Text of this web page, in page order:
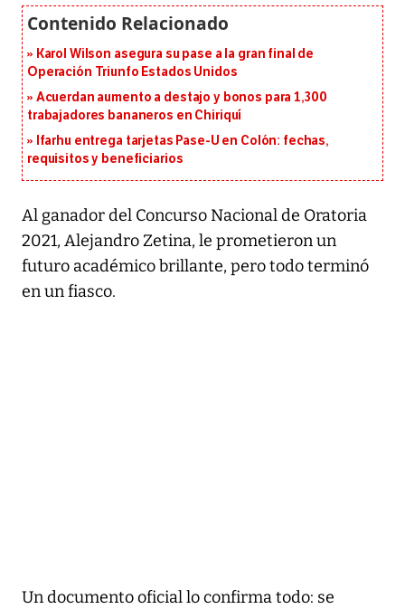
Karol Wilson asegura su pase a la gran final de
Operación Triunfo Estados Unidos
Acuerdan aumento a destajo y bonos para 1,300
trabajadores bananeros en Chiriquí
Ifarhu entrega tarjetas Pase-U en Colón: fechas,
requisitos y beneficiarios
Al ganador del Concurso Nacional de Oratoria
2021, Alejandro Zetina, le prometieron un
futuro académico brillante, pero todo terminó
en un fiasco.
Un documento oficial lo confirma todo: se